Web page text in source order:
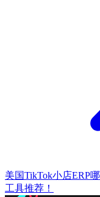
美国TikTok小店ERP
工具推荐！